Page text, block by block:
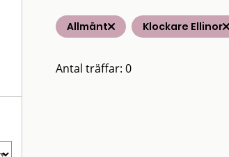
Allmänt Klockare Ellinor
Antal träffar: 0